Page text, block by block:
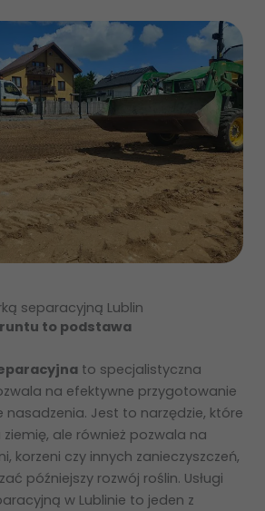
separacyjną Lublin
to podstawa
to specjalistyczna
na efektywne przygotowanie
nasadzenia. Jest to narzędzie, które
ale również pozwala na
korzeni czy innych zanieczyszczeń,
późniejszy rozwój roślin. Usługi
w Lublinie to jeden z